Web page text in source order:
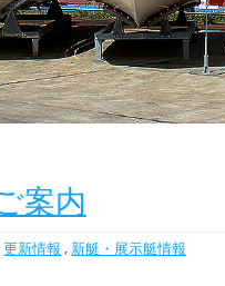
案内
更新情報 , 新艇・展示艇情報